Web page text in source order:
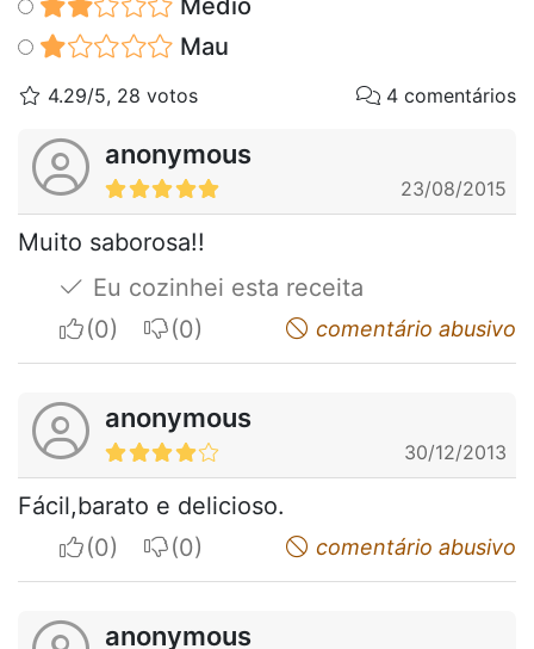
Mau
4.29/5, 28 votos 4 comentários
anonymous
23/08/2015
Muito saborosa!!
Eu cozinhei esta receita
I apreciateI do not appreciatecomentário abusivo
anonymous
30/12/2013
Fácil,barato e delicioso.
I apreciateI do not appreciatecomentário abusivo
anonymous